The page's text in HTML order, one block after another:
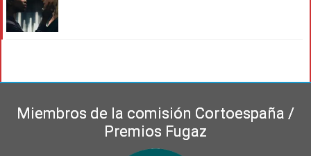
Miembros de la comisión Cortoespaña /
Premios Fugaz